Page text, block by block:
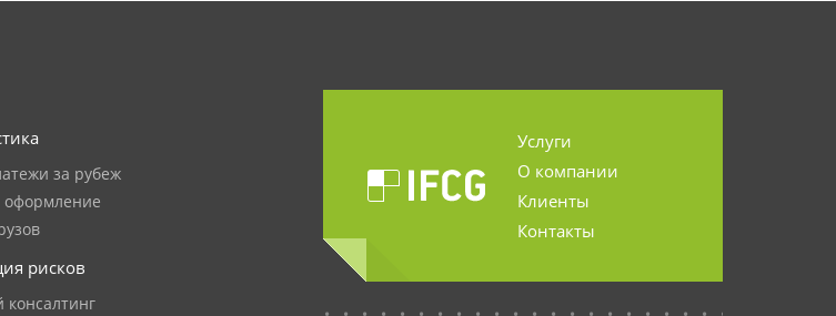
за рубеж
рисков
Услуги
О компании
Клиенты
Контакты